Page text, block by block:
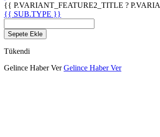
{{ P.VARIANT_FEATURE2_TITLE ?
{{ SUB.TYPE }}
Sepete Ekle
Tükendi
Gelince Haber Ver Gelince Haber Ver